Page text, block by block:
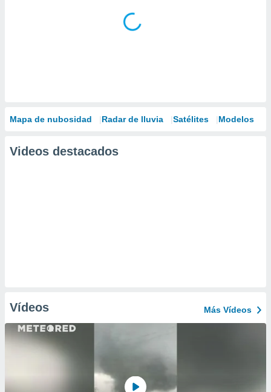
Mapa de nubosidad Radar de lluvia Satélites Modelos
Videos destacados
Vídeos Más Vídeos